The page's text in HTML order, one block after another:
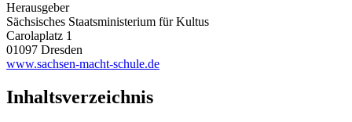
Herausgeber
Sächsisches Staatsministerium für Kultus
Carolaplatz 1
01097 Dresden
www.sachsen-macht-schule.de
Inhaltsverzeichnis